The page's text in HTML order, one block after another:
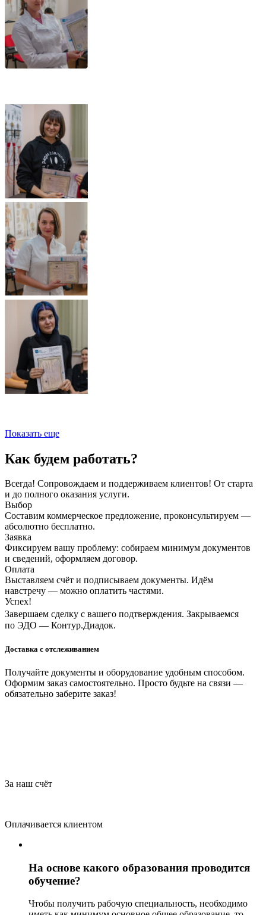
Показать еще
Как будем работать?
Всегда! Сопровождаем и поддерживаем клиентов! От старта
и до полного оказания услуги.
Выбор
Составим коммерческое предложение, проконсультируем —
абсолютно бесплатно.
Заявка
Фиксируем вашу проблему: собираем минимум документов
и сведений, оформляем договор.
Оплата
Выставляем счёт и подписываем документы. Идём
навстречу — можно оплатить частями.
Успех!
Завершаем сделку с вашего подтверждения. Закрываемся
по ЭДО — Контур.Диадок.
Доставка с отслеживанием
Получайте документы и оборудование удобным способом.
Оформим заказ самостоятельно. Просто будьте на связи —
обязательно заберите заказ!
За наш счёт
Оплачивается клиентом
На основе какого образования проводится
обучение?
Чтобы получить рабочую специальность, необходимо